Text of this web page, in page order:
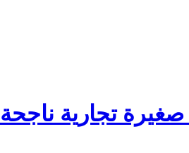
تجارية ناجحة